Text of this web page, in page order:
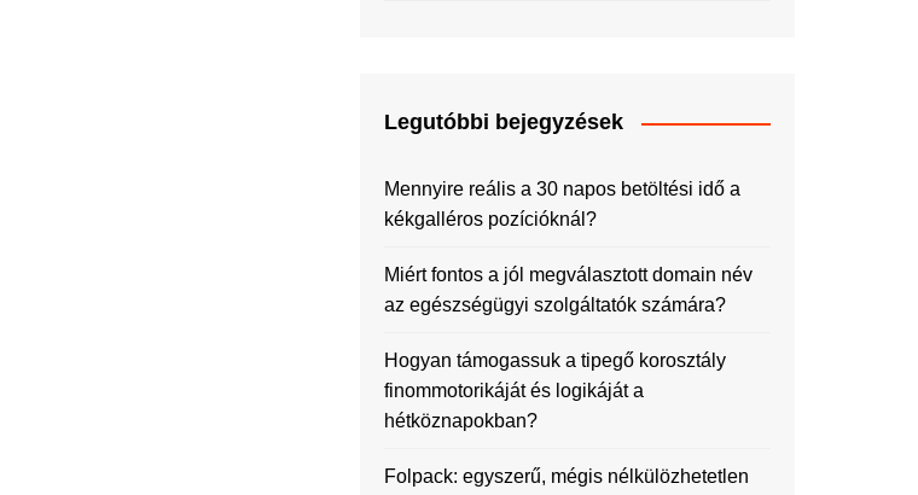
Legutóbbi bejegyzések
Mennyire reális a 30 napos betöltési idő a
kékgalléros pozícióknál?
Miért fontos a jól megválasztott domain név
az egészségügyi szolgáltatók számára?
Hogyan támogassuk a tipegő korosztály
finommotorikáját és logikáját a
hétköznapokban?
Folpack: egyszerű, mégis nélkülözhetetlen